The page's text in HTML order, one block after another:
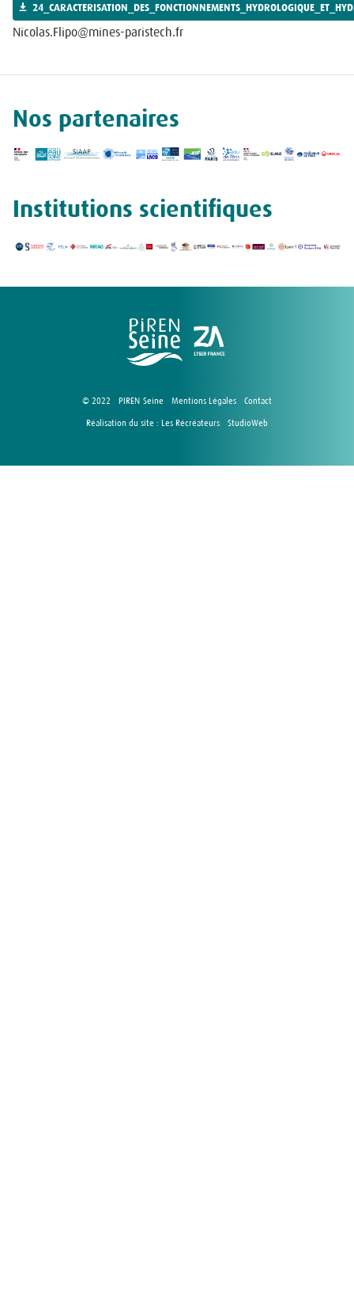
Nicolas.Flipo@mines-paristech.fr
Nos partenaires
Institutions scientifiques
© 2022 - PIREN-Seine - Mentions Légales Contact
Réalisation du site : Les Récréateurs StudioWeb